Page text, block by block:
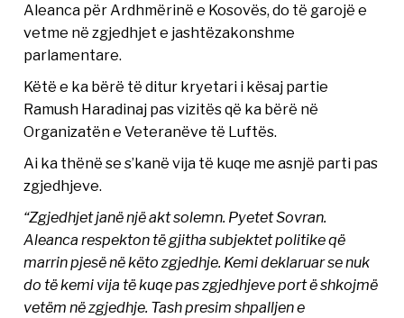
Aleanca për Ardhmërinë e Kosovës, do të garojë e
vetme në zgjedhjet e jashtëzakonshme
parlamentare.
Këtë e ka bërë të ditur kryetari i kësaj partie
Ramush Haradinaj pas vizitës që ka bërë në
Organizatën e Veteranëve të Luftës.
Ai ka thënë se s’kanë vija të kuqe me asnjë parti pas
zgjedhjeve.
“Zgjedhjet janë një akt solemn. Pyetet Sovran.
Aleanca respekton të gjitha subjektet politike që
marrin pjesë në këto zgjedhje. Kemi deklaruar se nuk
do të kemi vija të kuqe pas zgjedhjeve port ë shkojmë
vetëm në zgjedhje. Tash presim shpalljen e